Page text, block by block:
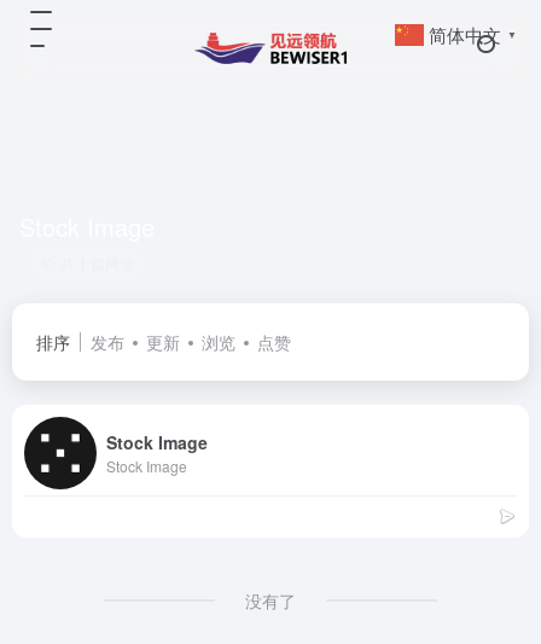
排序 发布 更新 浏览 点赞
Stock Image
Stock Image
没有了
简体中文 ▼